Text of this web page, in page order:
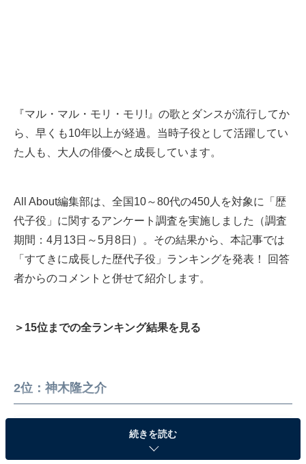
『マル・マル・モリ・モリ!』の歌とダンスが流行してか
ら、早くも10年以上が経過。当時子役として活躍してい
た人も、大人の俳優へと成長しています。
All About編集部は、全国10～80代の450人を対象に「歴
代子役」に関するアンケート調査を実施しました（調査
期間：4月13日～5月8日）。その結果から、本記事では
「すてきに成長した歴代子役」ランキングを発表！ 回答
者からのコメントと併せて紹介します。
＞15位までの全ランキング結果を見る
2位：神木隆之介
続きを読む